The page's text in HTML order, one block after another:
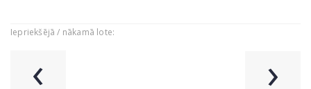
Iepriekšējā / nākamā lote:
‹ ›